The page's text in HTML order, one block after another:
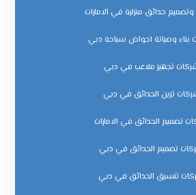
حدائق منزلية في الامارات
بناء وصيانة احواض سباحة دبي
تجهيز ملاعب في دبي
تزين الحدائق في دبي
تصميم الحدائق في الامارات
تصميم الحدائق في دبي
تنسيق الحدائق في دبي